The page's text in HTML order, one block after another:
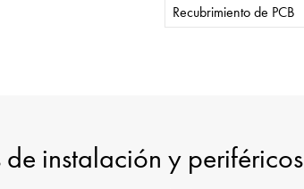
Recubrimiento de PCB
instalación y periféricos